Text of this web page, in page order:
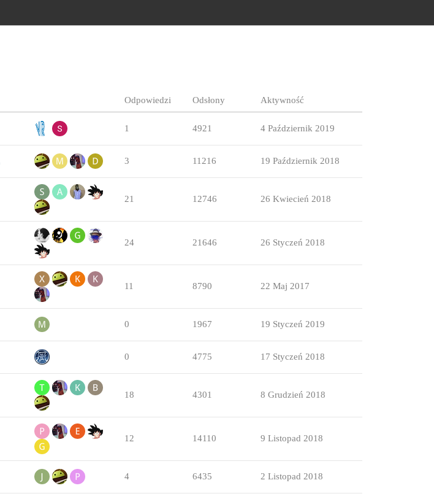
Odpowiedzi Odsłony Aktywność
1 4921 4 Październik 2019
3 11216 19 Październik 2018
21 12746 26 Kwiecień 2018
24 21646 26 Styczeń 2018
11 8790 22 Maj 2017
0 1967 19 Styczeń 2019
0 4775 17 Styczeń 2018
18 4301 8 Grudzień 2018
12 14110 9 Listopad 2018
4 6435 2 Listopad 2018